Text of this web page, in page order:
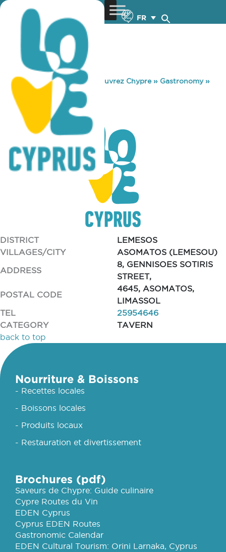
FR
You are here: Home »Découvrez Chypre» Gastronomy»
TO KSOPORTI
TO KSOPORTI
DISTRICT
LEMESOS
VILLAGES/CITY
ASOMATOS (LEMESOU)
ADDRESS
8, GENNISOES SOTIRIS
STREET,
POSTAL CODE
4645, ASOMATOS,
LIMASSOL
TEL
25954646
CATEGORY
TAVERN
back to top
Nourriture & Boissons
- Recettes locales
- Boissons locales
- Produits locaux
- Restauration et divertissement
Brochures (pdf)
Saveurs de Chypre: Guide culinaire
Cypre Routes du Vin
EDEN Cyprus
Cyprus EDEN Routes
Gastronomic Calendar
EDEN Cultural Tourism: Orini Larnaka, Cyprus